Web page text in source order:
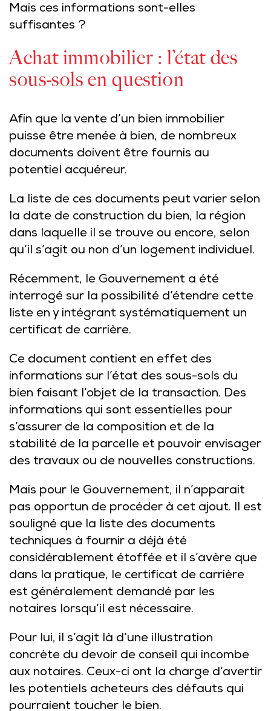
Mais ces informations sont-elles
suffisantes ?
Achat immobilier : l’état des
sous-sols en question
Afin que la vente d’un bien immobilier
puisse être menée à bien, de nombreux
documents doivent être fournis au
potentiel acquéreur.
La liste de ces documents peut varier selon
la date de construction du bien, la région
dans laquelle il se trouve ou encore, selon
qu’il s’agit ou non d’un logement individuel.
Récemment, le Gouvernement a été
interrogé sur la possibilité d’étendre cette
liste en y intégrant systématiquement un
certificat de carrière.
Ce document contient en effet des
informations sur l’état des sous-sols du
bien faisant l’objet de la transaction. Des
informations qui sont essentielles pour
s’assurer de la composition et de la
stabilité de la parcelle et pouvoir envisager
des travaux ou de nouvelles constructions.
Mais pour le Gouvernement, il n’apparait
pas opportun de procéder à cet ajout. Il est
souligné que la liste des documents
techniques à fournir a déjà été
considérablement étoffée et il s’avère que
dans la pratique, le certificat de carrière
est généralement demandé par les
notaires lorsqu’il est nécessaire.
Pour lui, il s’agit là d’une illustration
concrète du devoir de conseil qui incombe
aux notaires. Ceux-ci ont la charge d’avertir
les potentiels acheteurs des défauts qui
pourraient toucher le bien.